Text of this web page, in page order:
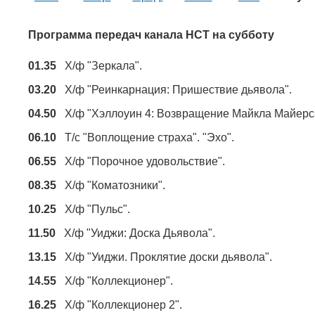
Программа передач канала НСТ на субботу
01.35 Х/ф "Зеркала".
03.20 Х/ф "Реинкарнация: Пришествие дьявола".
04.50 Х/ф "Хэллоуин 4: Возвращение Майкла
06.10 Т/с "Воплощение страха". "Эхо".
06.55 Х/ф "Порочное удовольствие".
08.35 Х/ф "Коматозники".
10.25 Х/ф "Пульс".
11.50 Х/ф "Уиджи: Доска Дьявола".
13.15 Х/ф "Уиджи. Проклятие доски дьявола".
14.55 Х/ф "Коллекционер".
16.25 Х/ф "Коллекционер 2".